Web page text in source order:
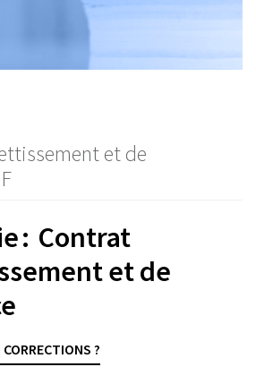
et de
: Contrat
et de
?